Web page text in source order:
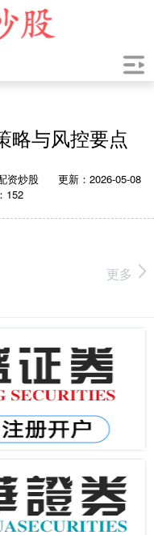
略与风控要点
资炒股
更新：2026-05-08
152
更多